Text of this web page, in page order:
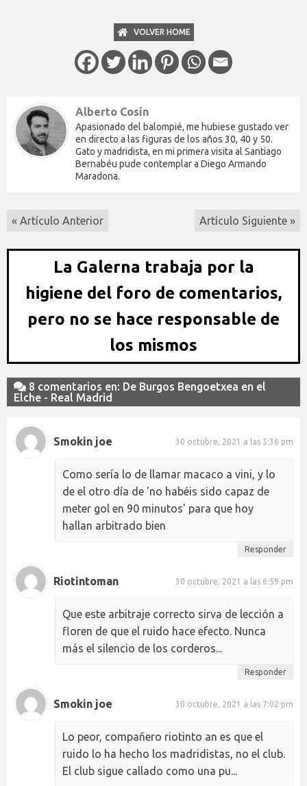
VOLVER HOME
Alberto Cosín
Apasionado del balompié, me hubiese gustado ver
en directo a las figuras de los años 30, 40 y 50.
Gato y madridista, en mi primera visita al Santiago
Bernabéu pude contemplar a Diego Armando
Maradona.
« Artículo Anterior Artículo Siguiente »
La Galerna trabaja por la
higiene del foro de comentarios,
pero no se hace responsable de
los mismos
8 comentarios en: De Burgos Bengoetxea en el
Elche - Real Madrid
Smokin joe 30 octubre, 2021 a las 5:36 pm
Como sería lo de llamar macaco a vini, y lo
de el otro día de 'no habéis sido capaz de
meter gol en 90 minutos' para que hoy
hallan arbitrado bien
Responder
Riotintoman 30 octubre, 2021 a las 6:59 pm
Que este arbitraje correcto sirva de lección a
floren de que el ruido hace efecto. Nunca
más el silencio de los corderos...
Responder
Smokin joe 30 octubre, 2021 a las 7:02 pm
Lo peor, compañero riotinto an es que el
ruido lo ha hecho los madridistas, no el club.
El club sigue callado como una pu...